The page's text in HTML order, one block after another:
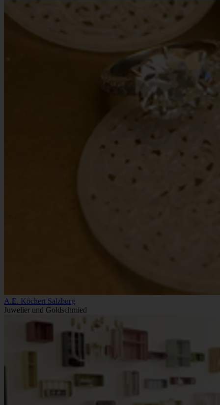
A.E. Köchert Salzburg
Juwelier und Goldschmied